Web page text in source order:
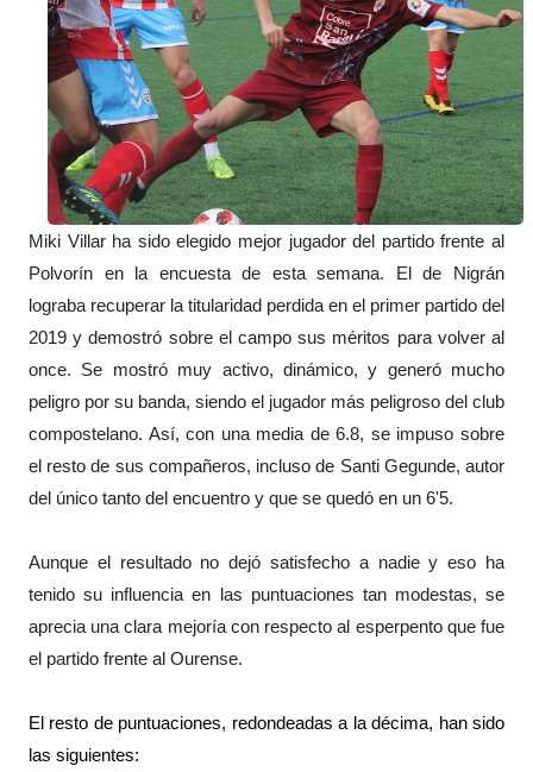
Miki Villar ha sido elegido mejor jugador del partido frente al
Polvorín en la encuesta de esta semana. El de Nigrán
lograba recuperar la titularidad perdida en el primer partido del
2019 y demostró sobre el campo sus méritos para volver al
once. Se mostró muy activo, dinámico, y generó mucho
peligro por su banda, siendo el jugador más peligroso del club
compostelano. Así, con una media de 6.8, se impuso sobre
el resto de sus compañeros, incluso de Santi Gegunde, autor
del único tanto del encuentro y que se quedó en un 6'5.
Aunque el resultado no dejó satisfecho a nadie y eso ha
tenido su influencia en las puntuaciones tan modestas, se
aprecia una clara mejoría con respecto al esperpento que fue
el partido frente al Ourense.
El resto de puntuaciones, redondeadas a la décima, han sido
las siguientes: